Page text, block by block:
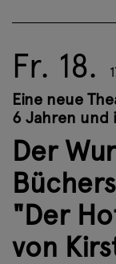
Fr. 18.
Eine neue
6 Jahren und
Der
"Der
von
Eigentlich
Dr. Henrietta
strengen
Doch seit
Bücherwurm
für
Bücher über